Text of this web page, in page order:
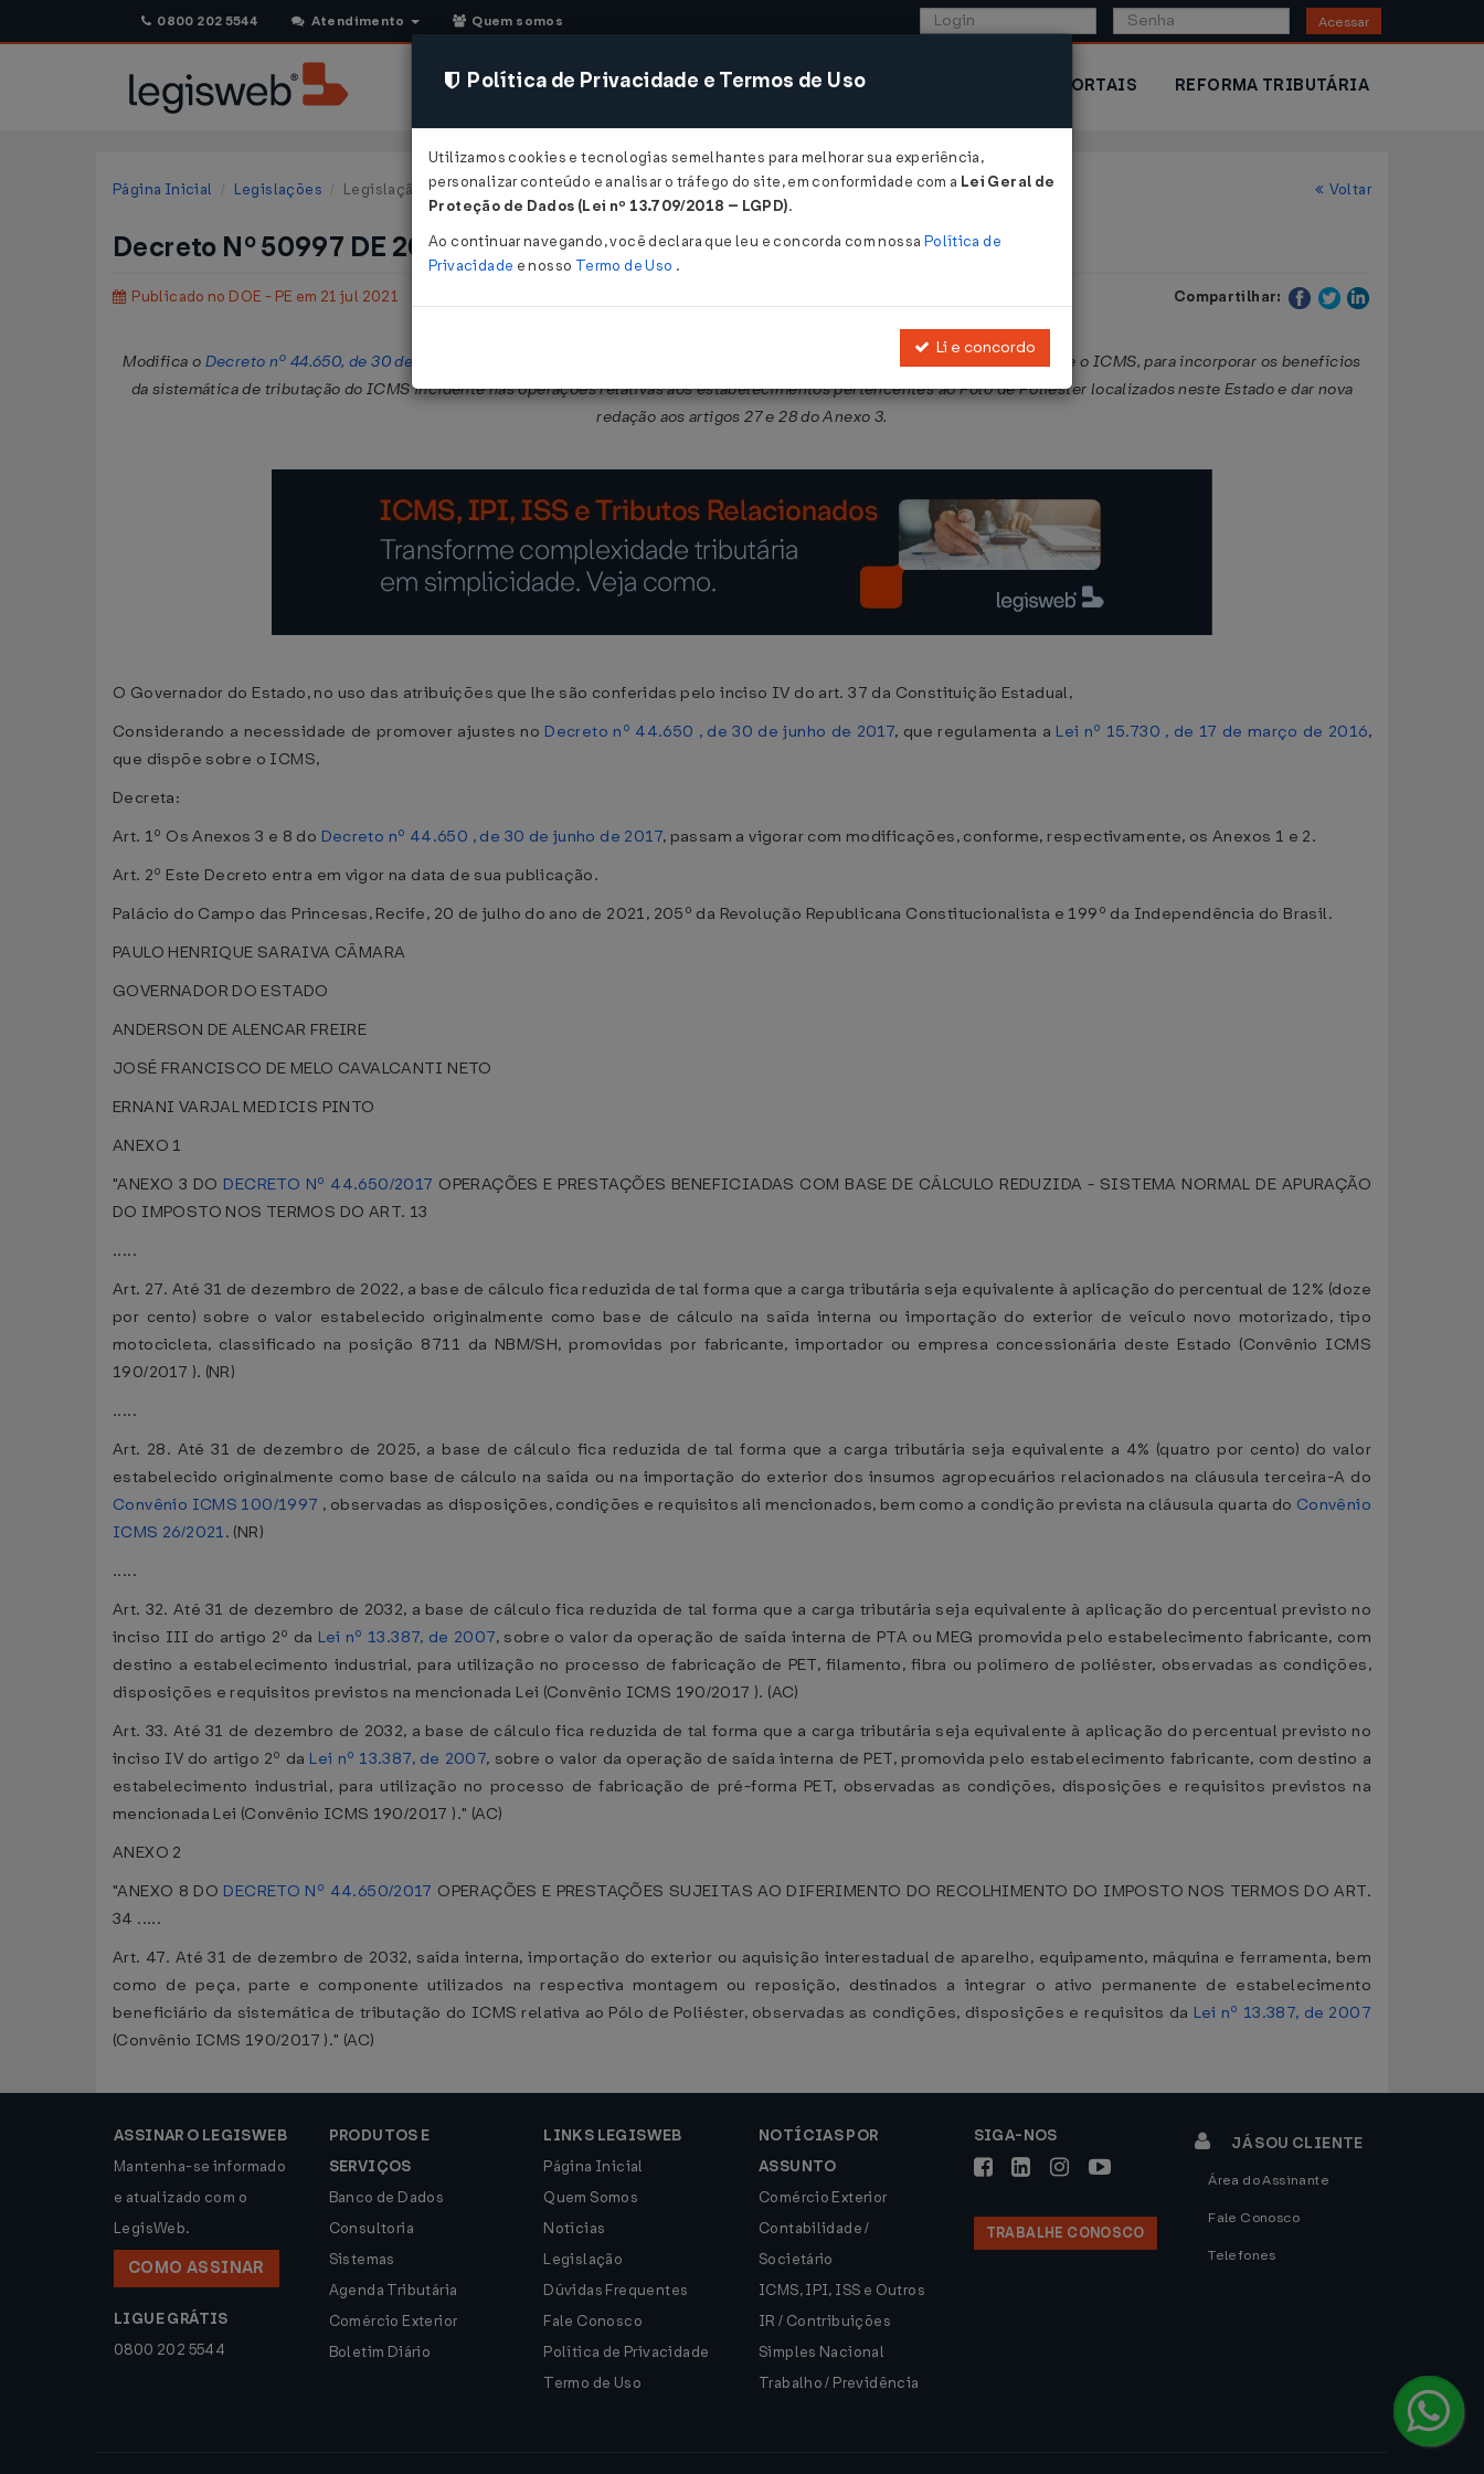
0800 202 5544 Atendimento Quem somos Acessar
CONSULTORIA SISTEMAS COMÉRCIO EXTERIOR PORTAIS REFORMA TRIBUTÁRIA
Página Inicial Legislações Legislação Estadual - Pernambuco Voltar
Decreto Nº 50997 DE 20/07/2021
Publicado no DOE - PE em 21 jul 2021 Compartilhar:
Modifica o Decreto nº 44.650, de 30 de junho de 2017 Lei nº 15.730, de 17 de março de 2016, que dispõe sobre o ICMS, para incorporar os benefícios
da sistemática de tributação do ICMS incidente nas operações relativas aos estabelecimentos pertencentes ao Polo de Poliéster localizados neste Estado e dar nova
redação aos artigos 27 e 28 do Anexo 3.
O Governador do Estado, no uso das atribuições que lhe são conferidas pelo inciso IV do art. 37 da Constituição Estadual,
Considerando a necessidade de promover ajustes no Decreto nº 44.650 , de 30 de junho de 2017, que regulamenta a Lei nº 15.730 , de 17 de março de 2016,
que dispõe sobre o ICMS,
Decreta:
Art. 1º Os Anexos 3 e 8 do Decreto nº 44.650 , de 30 de junho de 2017, passam a vigorar com modificações, conforme, respectivamente, os Anexos 1 e 2.
Art. 2º Este Decreto entra em vigor na data de sua publicação.
Palácio do Campo das Princesas, Recife, 20 de julho do ano de 2021, 205º da Revolução Republicana Constitucionalista e 199º da Independência do Brasil.
PAULO HENRIQUE SARAIVA CÂMARA
GOVERNADOR DO ESTADO
ANDERSON DE ALENCAR FREIRE
JOSÉ FRANCISCO DE MELO CAVALCANTI NETO
ERNANI VARJAL MEDICIS PINTO
ANEXO 1
"ANEXO 3 DO DECRETO Nº 44.650/2017 OPERAÇÕES E PRESTAÇÕES BENEFICIADAS COM BASE DE CÁLCULO REDUZIDA - SISTEMA NORMAL DE APURAÇÃO
DO IMPOSTO NOS TERMOS DO ART. 13
.....
Art. 27. Até 31 de dezembro de 2022, a base de cálculo fica reduzida de tal forma que a carga tributária seja equivalente à aplicação do percentual de 12% (doze
por cento) sobre o valor estabelecido originalmente como base de cálculo na saída interna ou importação do exterior de veículo novo motorizado, tipo
motocicleta, classificado na posição 8711 da NBM/SH, promovidas por fabricante, importador ou empresa concessionária deste Estado (Convênio ICMS
190/2017 ). (NR)
.....
Art. 28. Até 31 de dezembro de 2025, a base de cálculo fica reduzida de tal forma que a carga tributária seja equivalente a 4% (quatro por cento) do valor
estabelecido originalmente como base de cálculo na saída ou na importação do exterior dos insumos agropecuários relacionados na cláusula terceira-A do
Convênio ICMS 100/1997 , observadas as disposições, condições e requisitos ali mencionados, bem como a condição prevista na cláusula quarta do Convênio
ICMS 26/2021. (NR)
.....
Art. 32. Até 31 de dezembro de 2032, a base de cálculo fica reduzida de tal forma que a carga tributária seja equivalente à aplicação do percentual previsto no
inciso III do artigo 2º da Lei nº 13.387, de 2007, sobre o valor da operação de saída interna de PTA ou MEG promovida pelo estabelecimento fabricante, com
destino a estabelecimento industrial, para utilização no processo de fabricação de PET, filamento, fibra ou polímero de poliéster, observadas as condições,
disposições e requisitos previstos na mencionada Lei (Convênio ICMS 190/2017 ). (AC)
Art. 33. Até 31 de dezembro de 2032, a base de cálculo fica reduzida de tal forma que a carga tributária seja equivalente à aplicação do percentual previsto no
inciso IV do artigo 2º da Lei nº 13.387, de 2007, sobre o valor da operação de saída interna de PET, promovida pelo estabelecimento fabricante, com destino a
estabelecimento industrial, para utilização no processo de fabricação de pré-forma PET, observadas as condições, disposições e requisitos previstos na
mencionada Lei (Convênio ICMS 190/2017 )." (AC)
ANEXO 2
"ANEXO 8 DO DECRETO Nº 44.650/2017 OPERAÇÕES E PRESTAÇÕES SUJEITAS AO DIFERIMENTO DO RECOLHIMENTO DO IMPOSTO NOS TERMOS DO ART.
34 .....
Art. 47. Até 31 de dezembro de 2032, saída interna, importação do exterior ou aquisição interestadual de aparelho, equipamento, máquina e ferramenta, bem
como de peça, parte e componente utilizados na respectiva montagem ou reposição, destinados a integrar o ativo permanente de estabelecimento
beneficiário da sistemática de tributação do ICMS relativa ao Pólo de Poliéster, observadas as condições, disposições e requisitos da Lei nº 13.387, de 2007
(Convênio ICMS 190/2017 )." (AC)
ASSINAR O LEGISWEB
Mantenha-se informado
e atualizado com o
LegisWeb.
COMO ASSINAR
LIGUE GRÁTIS
0800 202 5544
PRODUTOS E
SERVIÇOS
Banco de Dados
Consultoria
Sistemas
Agenda Tributária
Comércio Exterior
Boletim Diário
LINKS LEGISWEB
Página Inicial
Quem Somos
Notícias
Legislação
Dúvidas Frequentes
Fale Conosco
Política de Privacidade
Termo de Uso
NOTÍCIAS POR
ASSUNTO
Comércio Exterior
Contabilidade /
Societário
ICMS, IPI, ISS e Outros
IR / Contribuições
Simples Nacional
Trabalho / Previdência
SIGA-NOS
TRABALHE CONOSCO
JÁ SOU CLIENTE
Área do Assinante
Fale Conosco
Telefones
Política de Privacidade e Termos de Uso
Utilizamos cookies e tecnologias semelhantes para melhorar sua experiência,
personalizar conteúdo e analisar o tráfego do site, em conformidade com a Lei Geral de
Proteção de Dados (Lei nº 13.709/2018 – LGPD).
Ao continuar navegando, você declara que leu e concorda com nossa Política de
Privacidade e nosso Termo de Uso .
Li e concordo